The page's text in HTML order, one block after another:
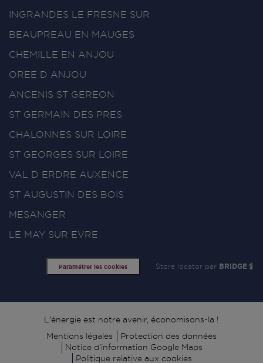
INGRANDES LE FRESNE SUR
BEAUPREAU EN MAUGES
CHEMILLE EN ANJOU
OREE D ANJOU
ANCENIS ST GEREON
ST GERMAIN DES PRES
CHALONNES SUR LOIRE
ST GEORGES SUR LOIRE
VAL D ERDRE AUXENCE
ST AUGUSTIN DES BOIS
MESANGER
LE MAY SUR EVRE
Paramétrer les cookies Store locator par BRIDGE
Signature
L'énergie est notre avenir, économisons-la !
Mentions légales
Protection des données
Notice d’information Google Maps
Politique relative aux cookies